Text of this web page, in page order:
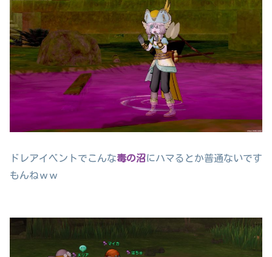
ドレアイベントでこんな毒の沼にハマるとか普通ないです
もんねｗｗ